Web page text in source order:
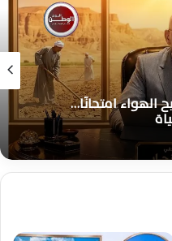
الهواء امتحانًا…